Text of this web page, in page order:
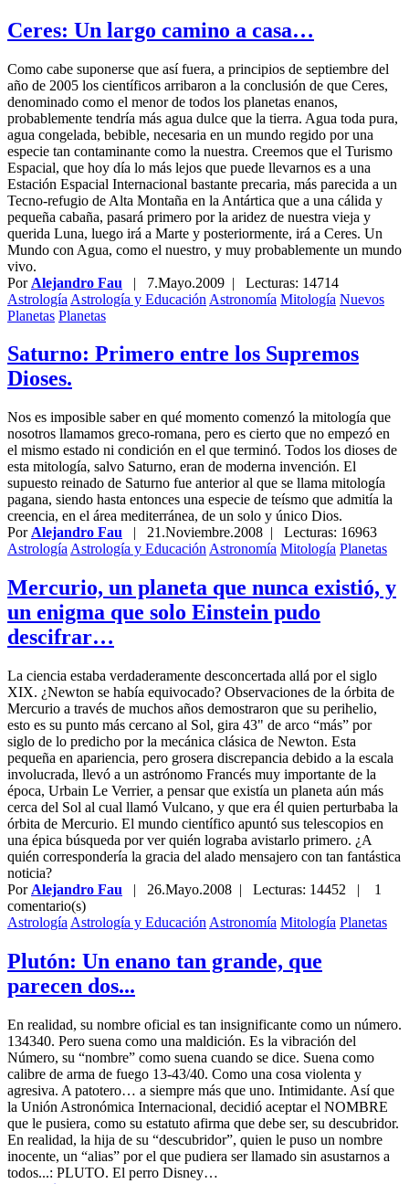
Ceres: Un largo camino a casa…
Como cabe suponerse que así fuera, a principios de septiembre del
año de 2005 los científicos arribaron a la conclusión de que Ceres,
denominado como el menor de todos los planetas enanos,
probablemente tendría más agua dulce que la tierra. Agua toda pura,
agua congelada, bebible, necesaria en un mundo regido por una
especie tan contaminante como la nuestra. Creemos que el Turismo
Espacial, que hoy día lo más lejos que puede llevarnos es a una
Estación Espacial Internacional bastante precaria, más parecida a un
Tecno-refugio de Alta Montaña en la Antártica que a una cálida y
pequeña cabaña, pasará primero por la aridez de nuestra vieja y
querida Luna, luego irá a Marte y posteriormente, irá a Ceres. Un
Mundo con Agua, como el nuestro, y muy probablemente un mundo
vivo.
Por Alejandro Fau | 7.Mayo.2009 | Lecturas: 14714
Astrología Astrología y Educación Astronomía Mitología Nuevos
Planetas Planetas
Saturno: Primero entre los Supremos
Dioses.
Nos es imposible saber en qué momento comenzó la mitología que
nosotros llamamos greco-romana, pero es cierto que no empezó en
el mismo estado ni condición en el que terminó. Todos los dioses de
esta mitología, salvo Saturno, eran de moderna invención. El
supuesto reinado de Saturno fue anterior al que se llama mitología
pagana, siendo hasta entonces una especie de teísmo que admitía la
creencia, en el área mediterránea, de un solo y único Dios.
Por Alejandro Fau | 21.Noviembre.2008 | Lecturas: 16963
Astrología Astrología y Educación Astronomía Mitología Planetas
Mercurio, un planeta que nunca existió, y
un enigma que solo Einstein pudo
descifrar…
La ciencia estaba verdaderamente desconcertada allá por el siglo
XIX. ¿Newton se había equivocado? Observaciones de la órbita de
Mercurio a través de muchos años demostraron que su perihelio,
esto es su punto más cercano al Sol, gira 43" de arco “más” por
siglo de lo predicho por la mecánica clásica de Newton. Esta
pequeña en apariencia, pero grosera discrepancia debido a la escala
involucrada, llevó a un astrónomo Francés muy importante de la
época, Urbain Le Verrier, a pensar que existía un planeta aún más
cerca del Sol al cual llamó Vulcano, y que era él quien perturbaba la
órbita de Mercurio. El mundo científico apuntó sus telescopios en
una épica búsqueda por ver quién lograba avistarlo primero. ¿A
quién correspondería la gracia del alado mensajero con tan fantástica
noticia?
Por Alejandro Fau | 26.Mayo.2008 | Lecturas: 14452 |
1
comentario(s)
Astrología Astrología y Educación Astronomía Mitología Planetas
Plutón: Un enano tan grande, que
parecen dos...
En realidad, su nombre oficial es tan insignificante como un número.
134340. Pero suena como una maldición. Es la vibración del
Número, su “nombre” como suena cuando se dice. Suena como
calibre de arma de fuego 13-43/40. Como una cosa violenta y
agresiva. A patotero… a siempre más que uno. Intimidante. Así que
la Unión Astronómica Internacional, decidió aceptar el NOMBRE
que le pusiera, como su estatuto afirma que debe ser, su descubridor.
En realidad, la hija de su “descubridor”, quien le puso un nombre
inocente, un “alias” por el que pudiera ser llamado sin asustarnos a
todos...: PLUTO. El perro Disney…